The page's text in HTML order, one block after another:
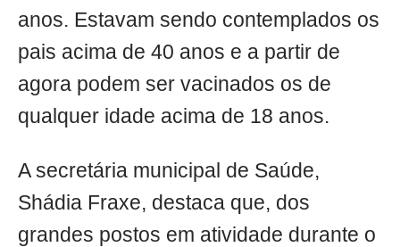
anos. Estavam sendo contemplados os
pais acima de 40 anos e a partir de
agora podem ser vacinados os de
qualquer idade acima de 18 anos.
A secretária municipal de Saúde,
Shádia Fraxe, destaca que, dos
grandes postos em atividade durante o